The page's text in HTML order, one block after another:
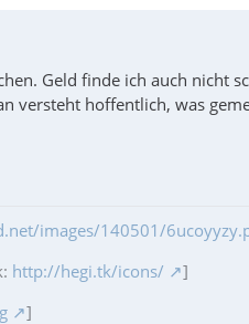
Geld finde ich auch nicht
versteht hoffentlich, was
images/140501/
http://hegi.tk/icons/
]
]